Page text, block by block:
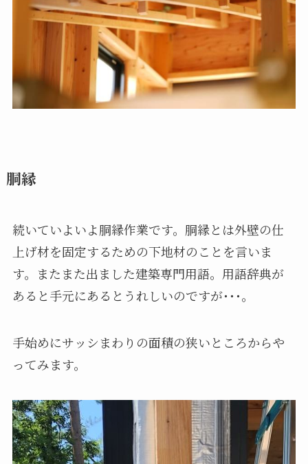
胴縁
続いていよいよ胴縁作業です。胴縁とは外壁の仕
上げ材を固定するための下地材のことを言いま
す。またまた出ました建築専門用語。用語辞典が
あると手元にあるとうれしいのですが･･･。
手始めにサッシまわりの面積の狭いところからや
ってみます。